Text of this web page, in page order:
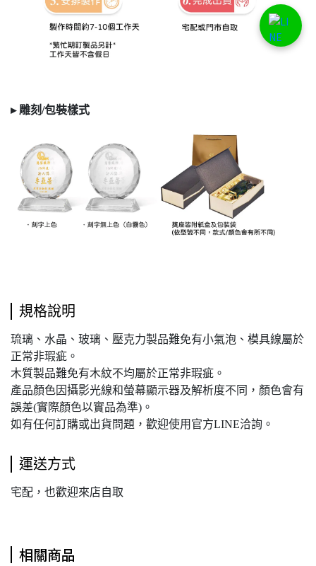
▸ 雕刻/包裝樣式
規格說明
琉璃、水晶、玻璃、壓克力製品難免有小氣泡、模具線屬於
正常非瑕疵。
木質製品難免有木紋不均屬於正常非瑕疵。
產品顏色因攝影光線和螢幕顯示器及解析度不同，顏色會有
誤差(實際顏色以實品為準)。
如有任何訂購或出貨問題，歡迎使用官方LINE洽詢。
運送方式
宅配，也歡迎來店自取
相關商品